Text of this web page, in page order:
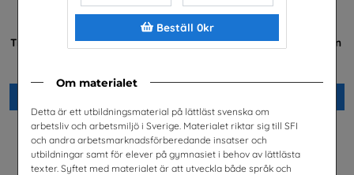
Beställ 0kr
Om materialet
Detta är ett utbildningsmaterial på lättläst svenska om
arbetsliv och arbetsmiljö i Sverige. Materialet riktar sig till SFI
och andra arbetsmarknadsförberedande insatser och
utbildningar samt för elever på gymnasiet i behov av lättlästa
texter. Syftet med materialet är att utveckla både språk och
Transportyrken - Information
Praktisera i energibranschen